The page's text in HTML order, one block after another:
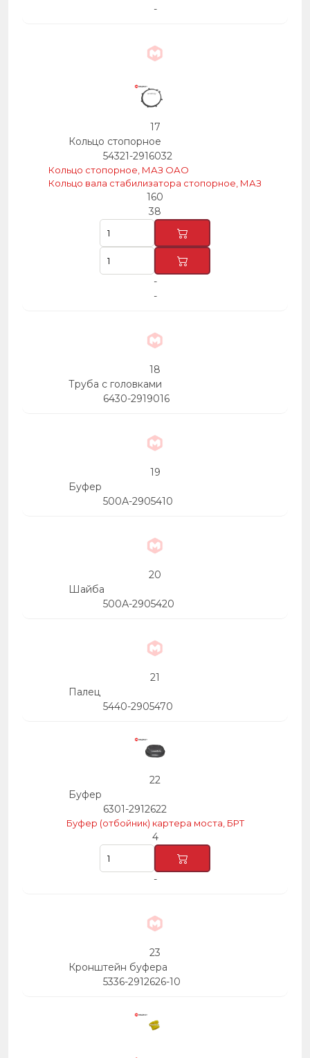
-
17
Кольцо стопорное
54321-2916032
Кольцо стопорное, МАЗ ОАО
Кольцо вала стабилизатора стопорное, МАЗ
160
38
-
-
18
Труба с головками
6430-2919016
19
Буфер
500А-2905410
20
Шайба
500А-2905420
21
Палец
5440-2905470
22
Буфер
6301-2912622
Буфер (отбойник) картера моста, БРТ
4
-
23
Кронштейн буфера
5336-2912626-10